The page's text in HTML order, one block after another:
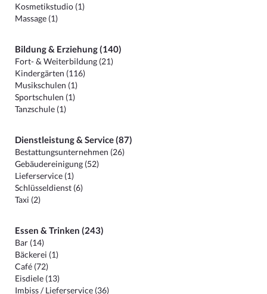
Kosmetikstudio (1)
Massage (1)
Bildung & Erziehung (140)
Fort- & Weiterbildung (21)
Kindergärten (116)
Musikschulen (1)
Sportschulen (1)
Tanzschule (1)
Dienstleistung & Service (87)
Bestattungsunternehmen (26)
Gebäudereinigung (52)
Lieferservice (1)
Schlüsseldienst (6)
Taxi (2)
Essen & Trinken (243)
Bar (14)
Bäckerei (1)
Café (72)
Eisdiele (13)
Imbiss / Lieferservice (36)